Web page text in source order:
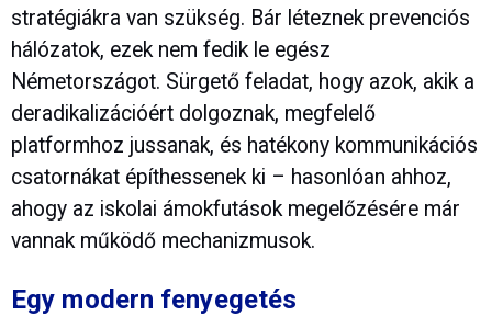
stratégiákra van szükség. Bár léteznek prevenciós
hálózatok, ezek nem fedik le egész
Németországot. Sürgető feladat, hogy azok, akik a
deradikalizációért dolgoznak, megfelelő
platformhoz jussanak, és hatékony kommunikációs
csatornákat építhessenek ki – hasonlóan ahhoz,
ahogy az iskolai ámokfutások megelőzésére már
vannak működő mechanizmusok.
Egy modern fenyegetés